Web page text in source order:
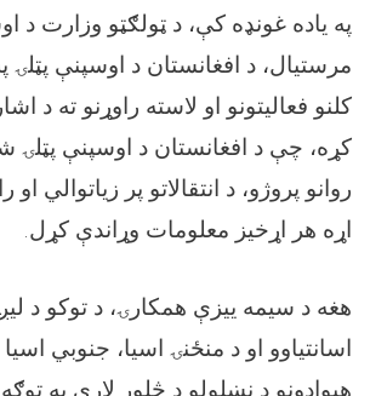
په یاده غونډه کې، د ټولګټو وزارت د
مرستیال، د افغانستان د اوسپنې پټلۍ
کلنو فعالیتونو او لاسته راوړنو ته د
کړه، چې د افغانستان د اوسپنې پټلۍ
روانو پروژو، د انتقالاتو پر زیاتوالي او
اړه هر اړخیز معلومات وړاندې کړل.
هغه د سیمه ییزې همکارۍ، د توکو د
اسانتیاوو او د منځنۍ اسیا، جنوبي اسیا
هېوادونو د نښلولو د څلور لارې په